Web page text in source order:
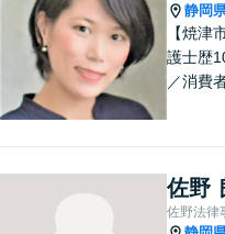
静岡
【焼津
護士歴
／消費
い、解
す。一
さい【
佐野
佐野法律